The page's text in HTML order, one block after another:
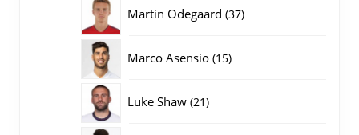
Martin Odegaard 3737
Marco Asensio 1515
Luke Shaw 2121